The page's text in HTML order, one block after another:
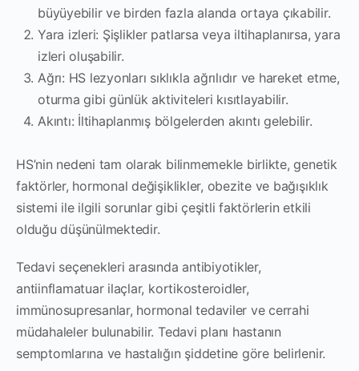
büyüyebilir ve birden fazla alanda ortaya çıkabilir.
Yara izleri: Şişlikler patlarsa veya iltihaplanırsa, yara
izleri oluşabilir.
Ağrı: HS lezyonları sıklıkla ağrılıdır ve hareket etme,
oturma gibi günlük aktiviteleri kısıtlayabilir.
Akıntı: İltihaplanmış bölgelerden akıntı gelebilir.
HS’nin nedeni tam olarak bilinmemekle birlikte, genetik
faktörler, hormonal değişiklikler, obezite ve bağışıklık
sistemi ile ilgili sorunlar gibi çeşitli faktörlerin etkili
olduğu düşünülmektedir.
Tedavi seçenekleri arasında antibiyotikler,
antiinflamatuar ilaçlar, kortikosteroidler,
immünosupresanlar, hormonal tedaviler ve cerrahi
müdahaleler bulunabilir. Tedavi planı hastanın
semptomlarına ve hastalığın şiddetine göre belirlenir.